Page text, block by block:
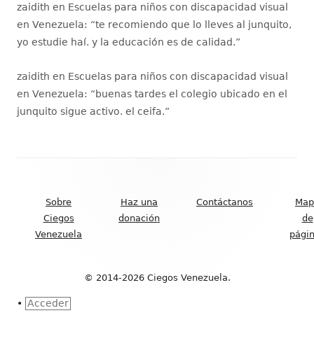
zaidith en Escuelas para niños con discapacidad visual
en Venezuela: “te recomiendo que lo lleves al junquito,
yo estudie haí. y la educación es de calidad.”
zaidith en Escuelas para niños con discapacidad visual
en Venezuela: “buenas tardes el colegio ubicado en el
junquito sigue activo. el ceifa.”
Footer
Sobre
Ciegos
Venezuela
Haz una
donación
Contáctanos
de
© 2014-2026 Ciegos Venezuela.
• Acceder